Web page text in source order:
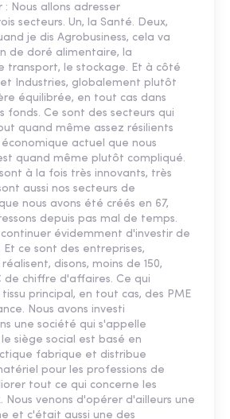
: Nous allons adresser
secteurs. Un, la Santé. Deux,
je dis Agrobusiness, cela va
de doré alimentaire, la
transport, le stockage. Et à côté
et Industries, globalement plutôt
équilibrée, en tout cas dans
fonds. Ce sont des secteurs qui
quand même assez résilients
actuel que nous
quand même plutôt compliqué.
à la fois très innovants, très
aussi nos secteurs de
nous avons été créés en 67,
depuis pas mal de temps.
continuer évidemment d'investir de
Et ce sont des entreprises,
disons, moins de 150,
de chiffre d'affaires. Ce qui
principal, en tout cas, des PME
Nous avons investi
une société qui s'appelle
siège social est basé en
fabrique et distribue
pour les professions de
tout ce qui concerne les
Nous venons d'opérer d'ailleurs une
et c'était aussi une des